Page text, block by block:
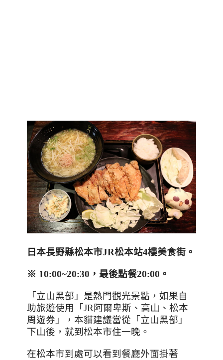
日本長野縣松本市JR松本站4樓美食街 。
※ 10:00~20:30 ，最後點餐20:00 。
「立山黑部」是熱門觀光景點，如果自
助旅遊使用「 JR阿爾卑斯、高山、松本
周遊券」，本貓建議當從「立山黑部」
下山後，就到松本市住一晚。
在松本市到處可以看到餐廳外面掛著